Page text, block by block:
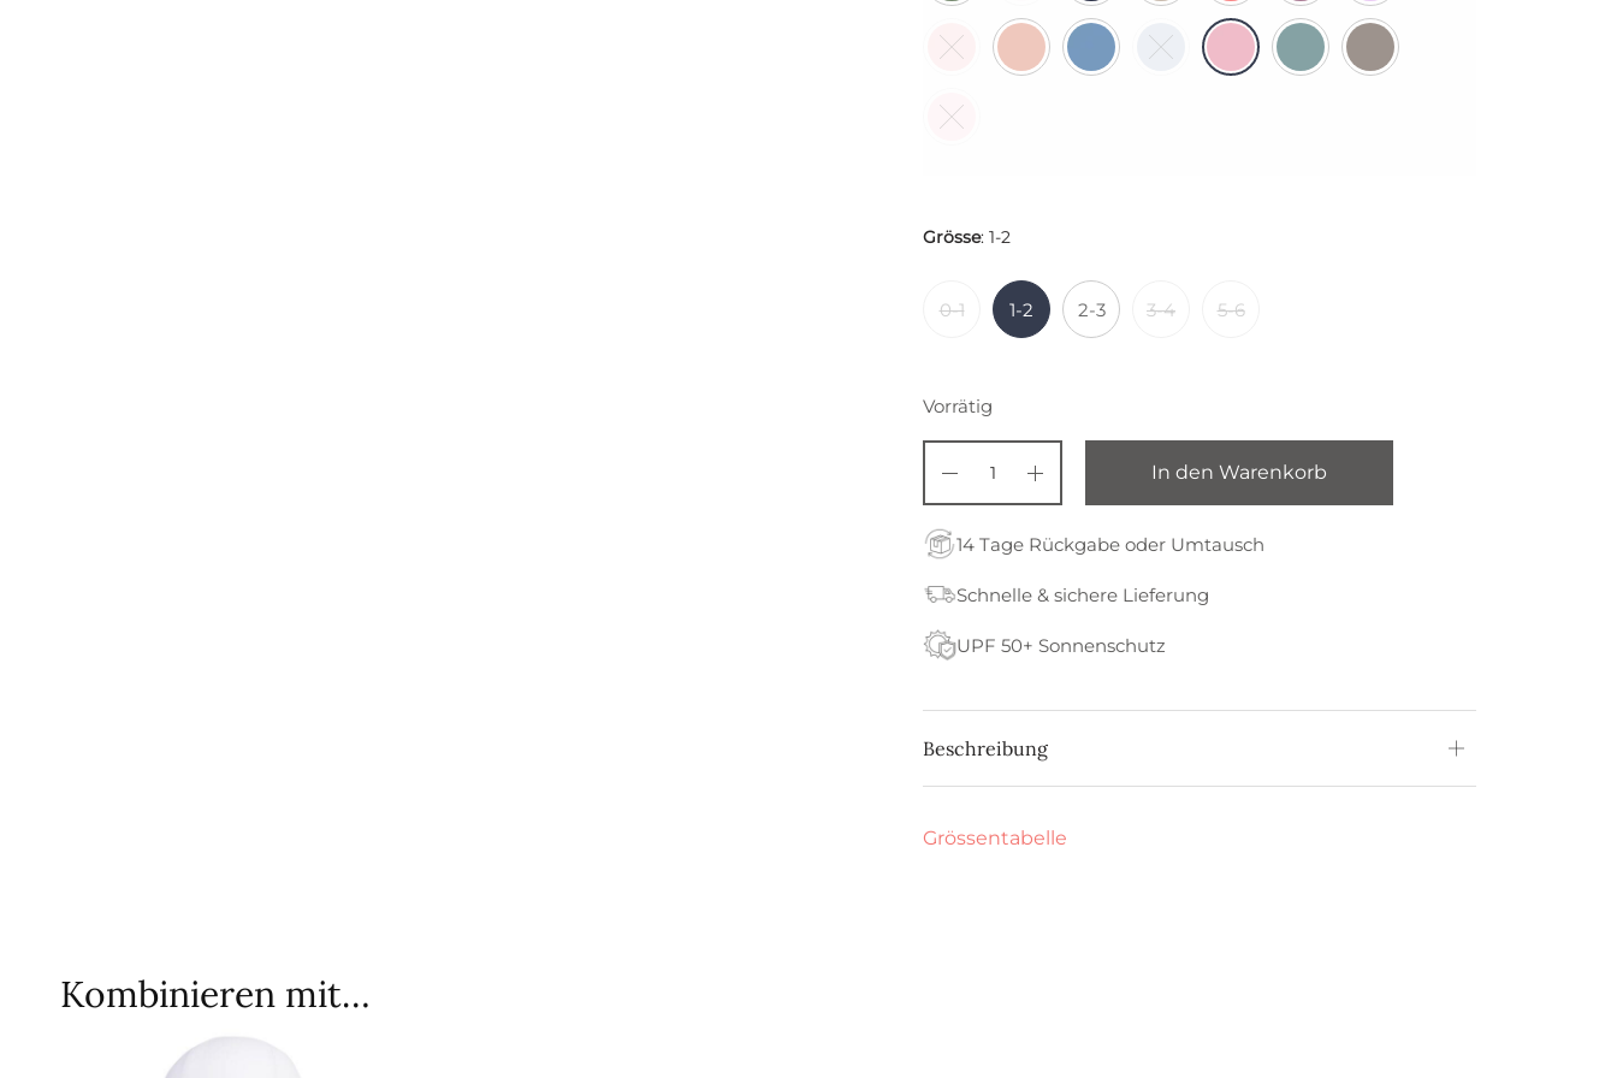
Grösse: 1-2
0-1 1-2 2-3 3-4 5-6
Vorrätig
In den Warenkorb
14 Tage Rückgabe oder Umtausch
Schnelle & sichere Lieferung
UPF 50+ Sonnenschutz
Beschreibung
Grössentabelle
Kombinieren mit…